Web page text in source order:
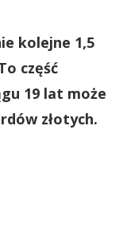
kolejne 1,5
część
19 lat może
złotych.